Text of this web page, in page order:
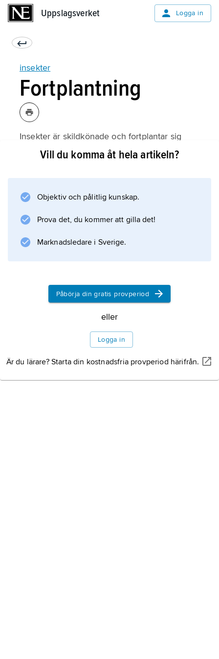
Uppslagsverket Logga in
insekter
Fortplantning
Insekter är skildkönade och fortplantar sig
vanligen sexuellt. Hermafroditer är kända
(jungfrufödsel) är däremot ganska vanlig. Hos
en del arter eller geografiskt perifera
vissa steklar och vissa flugor, förekommer
Information om artikeln
Vill du komma åt hela artikeln?
Objektiv och pålitlig kunskap.
Prova det, du kommer att gilla det!
Marknadsledare i Sverige.
Påbörja din gratis provperiod
eller
Logga in
Är du lärare? Starta din kostnadsfria provperiod härifrån.